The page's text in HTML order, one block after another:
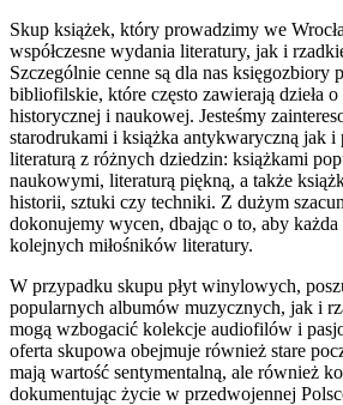
Skup książek, który prowadzimy we
współczesne wydania literatury, jak i
Szczególnie cenne są dla nas księgozbiory
bibliofilskie, które często zawierają dzieła
historycznej i naukowej. Jesteśmy
starodrukami i książka antykwaryczną jak i
literaturą z różnych dziedzin: książkami
naukowymi, literaturą piękną, a także
historii, sztuki czy techniki. Z dużym
dokonujemy wycen, dbając o to, aby każda
kolejnych miłośników literatury.
W przypadku skupu płyt winylowych,
popularnych albumów muzycznych, jak i
mogą wzbogacić kolekcje audiofilów i
oferta skupowa obejmuje również stare
mają wartość sentymentalną, ale również
dokumentując życie w przedwojennej